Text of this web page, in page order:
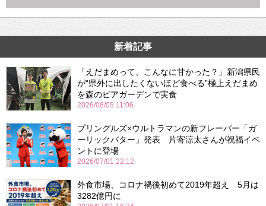
新着記事
「えだまめって、こんなに甘かった？」新潟県民
が“県外に出したくないほど食べる”極上えだまめ
を森のビアガーデンで実食
2026/08/05 11:06
プリングルズ×ウルトラマンの新フレーバー「ガ
ーリックバター」発表 片寄涼太さんが祝福イベ
ントに登場
2026/07/01 22:12
外食市場、コロナ禍後初めて2019年超え 5月は
3282億円に